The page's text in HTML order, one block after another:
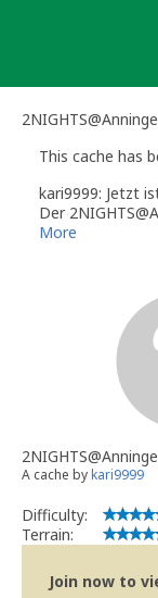
This cache has
kari9999: Jetzt
Der
Wir hoffen es
We really do
Happy Caching,
More
A cache bykari9999
Difficulty:
Terrain:
Join now to